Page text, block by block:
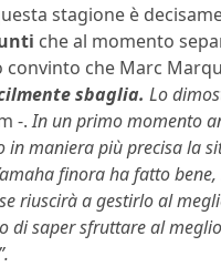
stagione è
che al momento
convinto che Marc
sbaglia. Lo
-.In un primo momento
in maniera più precisa la
finora ha fatto
riuscirà a gestirlo al
di saper sfruttare al